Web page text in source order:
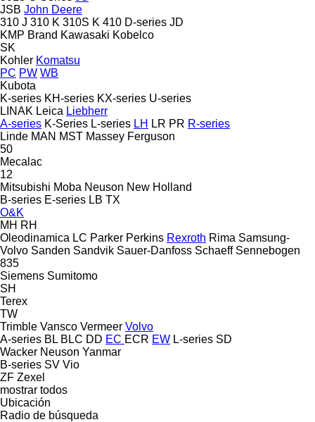
JSB John Deere
310 J 310 K 310S K 410 D-series JD
KMP Brand Kawasaki Kobelco
SK
Kohler Komatsu
PC PW WB
Kubota
K-series KH-series KX-series U-series
LINAK Leica Liebherr
A-series K-Series L-series LH LR PR R-series
Linde MAN MST Massey Ferguson
50
Mecalac
12
Mitsubishi Moba Neuson New Holland
B-series E-series LB TX
O&K
MH RH
Oleodinamica LC Parker Perkins Rexroth Rima Samsung-
Volvo Sanden Sandvik Sauer-Danfoss Schaeff Sennebogen
835
Siemens Sumitomo
SH
Terex
TW
Trimble Vansco Vermeer Volvo
A-series BL BLC DD EC ECR EW L-series SD
Wacker Neuson Yanmar
B-series SV Vio
ZF Zexel
mostrar todos
Ubicación
Radio de búsqueda